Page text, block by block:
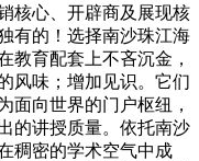
核心、开辟商及展现核
有的！选择南沙珠江海
教育配套上不吝沉金，
风味；增加见识。它们
面向世界的门户枢纽，
的讲授质量。依托南沙
稠密的学术空气中成